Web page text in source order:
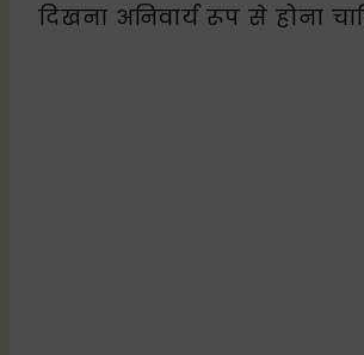
दिखना अनिवार्य रूप से होना